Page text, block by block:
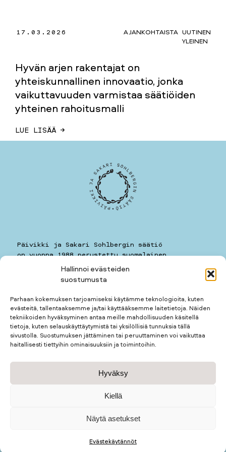
Hallinnoi evästeiden
suostumusta
Parhaan kokemuksen tarjoamiseksi käytämme teknologioita, kuten
evästeitä, tallentaaksemme ja/tai käyttääksemme laitetietoja. Näiden
tekniikoiden hyväksyminen antaa meille mahdollisuuden käsitellä
tietoja, kuten selauskäyttäytymistä tai yksilöllisiä tunnuksia tällä
sivustolla. Suostumuksen jättäminen tai peruuttaminen voi vaikuttaa
haitallisesti tiettyihin ominaisuuksiin ja toimintoihin.
Hyväksy
Kiellä
Näytä asetukset
Evästekäytännöt
17.03.2026 AJANKOHTAISTA UUTINEN
YLEINEN
Hyvän arjen rakentajat on
yhteiskunnallinen innovaatio, jonka
vaikuttavuuden varmistaa säätiöiden
yhteinen rahoitusmalli
LUE LISÄÄ →
Päivikki ja Sakari Sohlbergin säätiö
on vuonna 1988 perustettu suomalainen
yleishyödyllinen säätiö.
Kauppiaankatu 11 A 7
00160 HELSINKI
puhelin: 050 5781259
kotimuseon puhelin: 050 3677123
Apurahan hakijalle
Kotimuseo
© Päivikki ja Sakari Sohlbergin säätiö 2026